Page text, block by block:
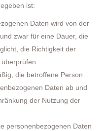
ist:
Daten wird von der
zwar für eine Dauer, die
die Richtigkeit der
die betroffene Person
Daten ab und
der Nutzung der
personenbezogenen Daten